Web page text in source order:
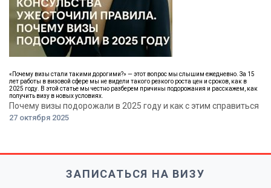
«Почему визы стали такими дорогими?» — этот вопрос мы слышим ежедневно. За 15
лет работы в визовой сфере мы не видели такого резкого роста цен и сроков, как в
2025 году. В этой статье мы честно разберем причины подорожания и расскажем, как
получить визу в новых условиях.
Почему визы подорожали в 2025 году и как с этим справиться
27 октября 2025
ЗАПИСАТЬСЯ НА ВИЗУ